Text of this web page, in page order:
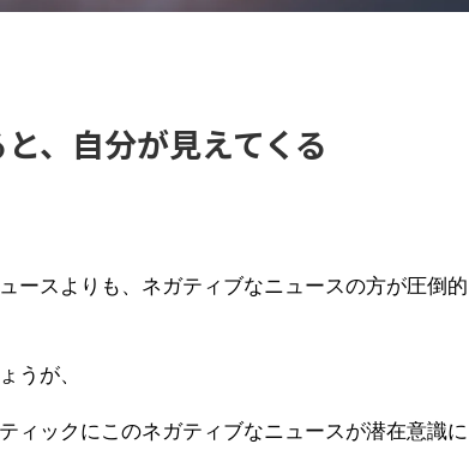
、自分が見えてくる
ースよりも、ネガティブなニュースの方が圧倒的
うが、
ィックにこのネガティブなニュースが潜在意識に